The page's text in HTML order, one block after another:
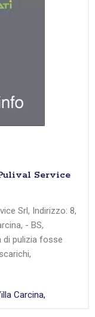
Service
Srl, Indirizzo: 8,
- BS,
di pulizia fosse
Carcina,